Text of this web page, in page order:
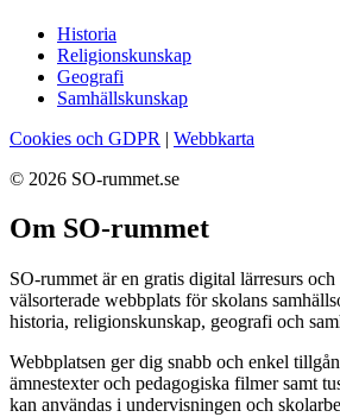
Historia
Religionskunskap
Geografi
Samhällskunskap
Cookies och GDPR | Webbkarta
© 2026 SO-rummet.se
Om SO-rummet
SO-rummet är en gratis digital lärresurs och
välsorterade webbplats för skolans
historia, religionskunskap, geografi och
Webbplatsen ger dig snabb och enkel
ämnestexter och pedagogiska filmer samt
kan användas i undervisningen och